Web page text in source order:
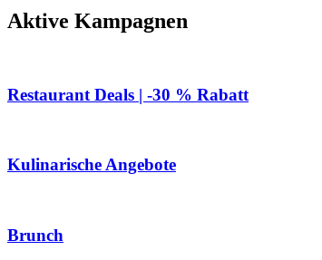
Aktive Kampagnen
Restaurant Deals | -30 % Rabatt
Kulinarische Angebote
Brunch